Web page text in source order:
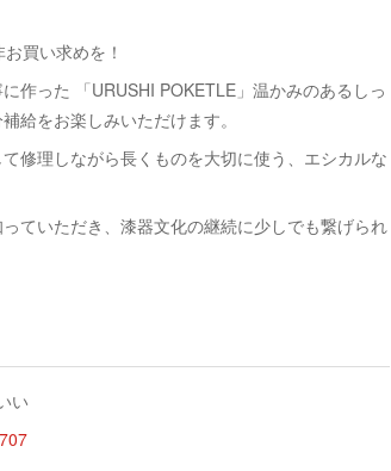
買い求めを！
作った 「URUSHI POKETLE」温かみのあるしっ
給をお楽しみいただけます。
修理しながら長くものを大切に使う、エシカルな
ていただき、漆器文化の継続に少しでも繋げられ
い